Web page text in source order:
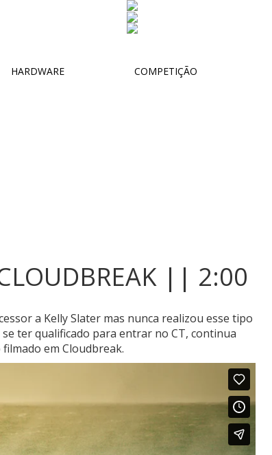
HARDWARE COMPETIÇÃO
|| 2:00
a Kelly Slater mas nunca realizou esse tipo
ter qualificado para entrar no CT, continua
em Cloudbreak.